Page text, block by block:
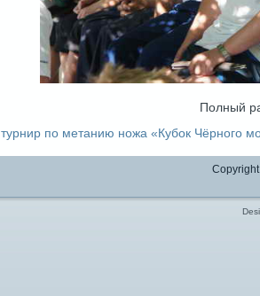
Полный
по метанию ножа «Кубок Чёрного